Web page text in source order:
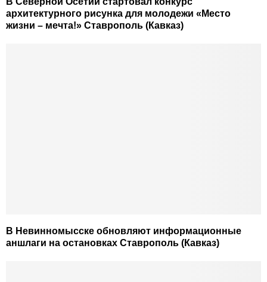
архитектурного рисунка для молодежи «Место
жизни – мечта!» Ставрополь (Кавказ)
В Невинномысске обновляют информационные
аншлаги на остановках Ставрополь (Кавказ)